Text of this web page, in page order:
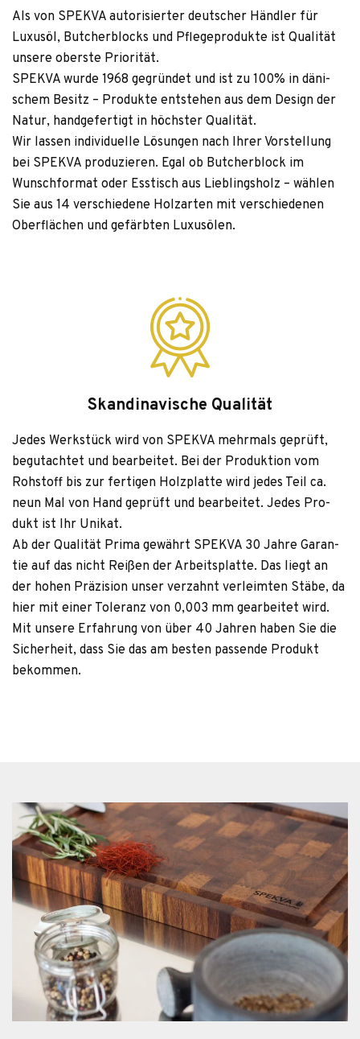
Als von SPEKVA auto­ri­sier­ter deut­scher Händ­ler für
Luxusöl, But­cher­blocks und Pfle­ge­pro­dukte ist Qua­li­tät
unsere oberste Priorität.
SPEKVA wurde 1968 gegrün­det und ist zu 100% in däni­
schem Besitz – Pro­dukte ent­ste­hen aus dem Design der
Natur, hand­ge­fer­tigt in höchs­ter Qualität.
Wir las­sen indi­vi­du­elle Lösun­gen nach Ihrer Vor­stel­lung
bei SPEKVA pro­du­zie­ren. Egal ob But­cher­block im
Wunsch­for­mat oder Ess­tisch aus Lieb­lings­holz – wäh­len
Sie aus 14 ver­schie­dene Holz­ar­ten mit ver­schie­de­nen
Ober­flä­chen und gefärb­ten Luxusölen.
Skandinavische Qualität
Jedes Werk­stück wird von SPEKVA mehr­mals geprüft,
begut­ach­tet und bear­bei­tet. Bei der Pro­duk­tion vom
Roh­stoff bis zur fer­ti­gen Holz­platte wird jedes Teil ca.
neun Mal von Hand geprüft und bear­bei­tet. Jedes Pro­
dukt ist Ihr Unikat.
Ab der Qua­li­tät Prima gewährt SPEKVA 30 Jahre Garan­
tie auf das nicht Rei­ßen der Arbeits­platte. Das liegt an
der hohen Prä­zi­sion unser ver­zahnt ver­leim­ten Stäbe, da
hier mit einer Tole­ranz von 0,003 mm gear­bei­tet wird.
Mit unsere Erfah­rung von über 40 Jah­ren haben Sie die
Sicher­heit, dass Sie das am bes­ten pas­sende Pro­dukt
bekommen.